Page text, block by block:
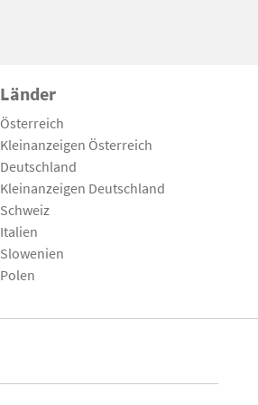
Länder
Österreich
Kleinanzeigen Österreich
Deutschland
Kleinanzeigen Deutschland
Schweiz
Italien
Slowenien
Polen